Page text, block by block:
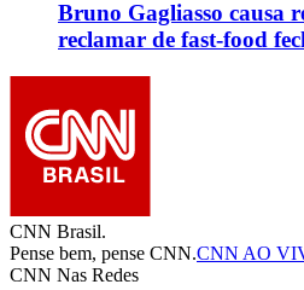
Bruno Gagliasso causa
reclamar de fast-food
CNN Brasil.
Pense bem, pense CNN.CNN AO
CNN Nas Redes